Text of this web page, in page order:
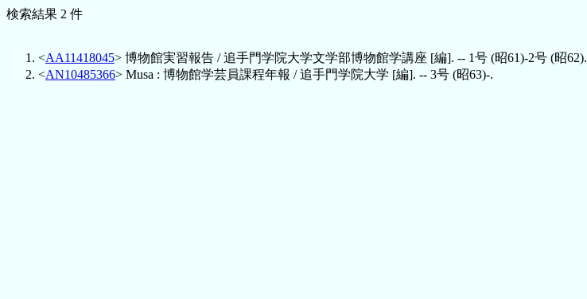
検索結果 2 件
<AA11418045> 博物館実習報告 / 追手門学院大学文学部博物館学講座 [編]. -- 1号 (昭61)-2号 (昭62).
<AN10485366> Musa : 博物館学芸員課程年報 / 追手門学院大学 [編]. -- 3号 (昭63)-.